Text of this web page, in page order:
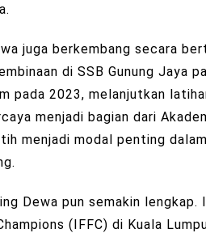
juga berkembang secara
di SSB Gunung Jaya
pada 2023, melanjutkan
menjadi bagian dari
menjadi modal penting
Dewa pun semakin
(IFFC) di Kuala